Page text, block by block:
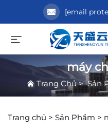
[email
máy
Trang Chủ>Sản
Trang chủ > Sản Phẩm >